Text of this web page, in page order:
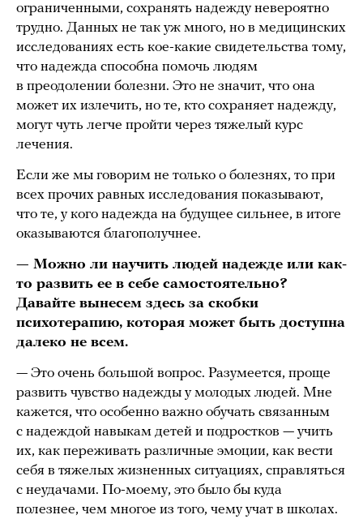
ограниченными, сохранять надежду невероятно
трудно. Данных не так уж много, но в медицинских
исследованиях есть кое-какие свидетельства тому,
что надежда способна помочь людям
в преодолении болезни. Это не значит, что она
может их излечить, но те, кто сохраняет надежду,
могут чуть легче пройти через тяжелый курс
лечения.
Если же мы говорим не только о болезнях, то при
всех прочих равных исследования показывают,
что те, у кого надежда на будущее сильнее, в итоге
оказываются благополучнее.
— Можно ли научить людей надежде или как-
то развить ее в себе самостоятельно?
Давайте вынесем здесь за скобки
психотерапию, которая может быть доступна
далеко не всем.
— Это очень большой вопрос. Разумеется, проще
развить чувство надежды у молодых людей. Мне
кажется, что особенно важно обучать связанным
с надеждой навыкам детей и подростков — учить
их, как переживать различные эмоции, как вести
себя в тяжелых жизненных ситуациях, справляться
с неудачами. По-моему, это было бы куда
полезнее, чем многое из того, чему учат в школах.